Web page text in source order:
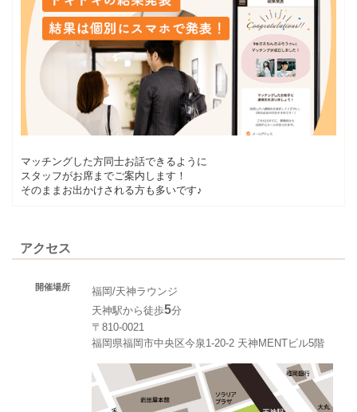
マッチングした方同士お話できるように
スタッフがお席までご案内します！
そのままお出かけされる方も多いです♪
アクセス
開催場所
福岡/天神ラウンジ
天神駅から徒歩5分
〒810-0021
福岡県福岡市中央区今泉1-20-2 天神MENTビル5階